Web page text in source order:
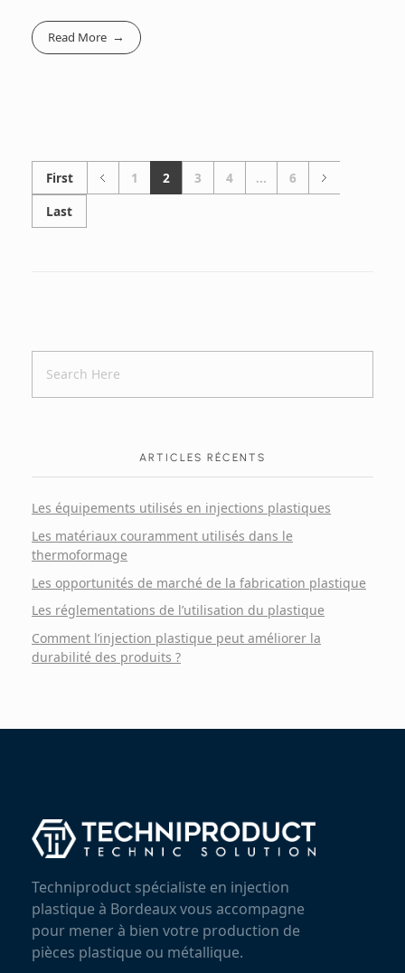
Read More
First 1 2 3 4 ...
6
Last
ARTICLES RÉCENTS
Les équipements utilisés en injections plastiques
Les matériaux couramment utilisés dans le
thermoformage
Les opportunités de marché de la fabrication plastique
Les réglementations de l’utilisation du plastique
Comment l’injection plastique peut améliorer la
durabilité des produits ?
Techniproduct spécialiste en injection
plastique à Bordeaux vous accompagne
pour mener à bien votre production de
pièces plastique ou métallique.